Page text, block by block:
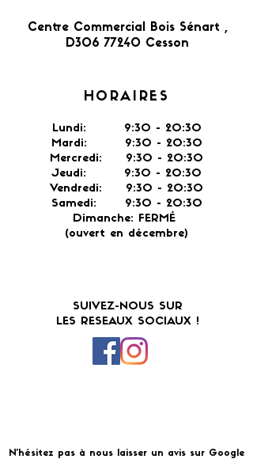
Centre Commercial Bois Sénart ,
D306 77240 Cesson​
HORAIRES
Lundi: 9:30 - 20:30
Mardi: 9:30 - 20:30
Mercredi: 9:30 - 20:30
Jeudi: 9:30 - 20:30
Vendredi: 9:30 - 20:30
Samedi: 9:30 - 20:30
Dimanche: FERMÉ
(ouvert en décembre)
SUIVEZ-NOUS SUR
LES RESEAUX SOCIAUX !
N'hésitez pas à nous laisser un avis sur Google